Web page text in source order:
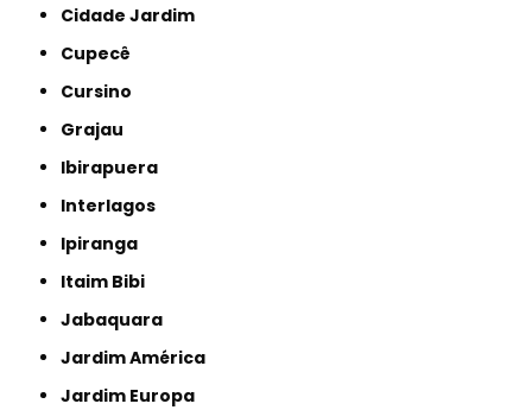
Cidade Jardim
Cupecê
Cursino
Grajau
Ibirapuera
Interlagos
Ipiranga
Itaim Bibi
Jabaquara
Jardim América
Jardim Europa